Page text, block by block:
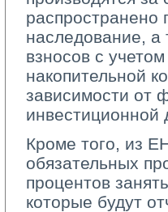
распространено
наследование, а
взносов с
накопительной
зависимости от
Кроме того, из
обязательных
процентов
которые будут